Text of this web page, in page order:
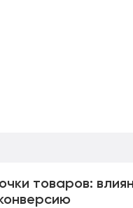
товаров: